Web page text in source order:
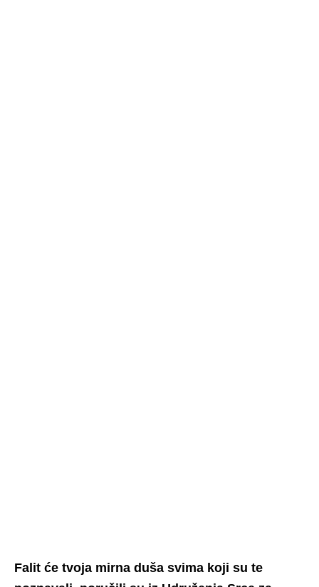
Falit će tvoja mirna duša svima koji su te